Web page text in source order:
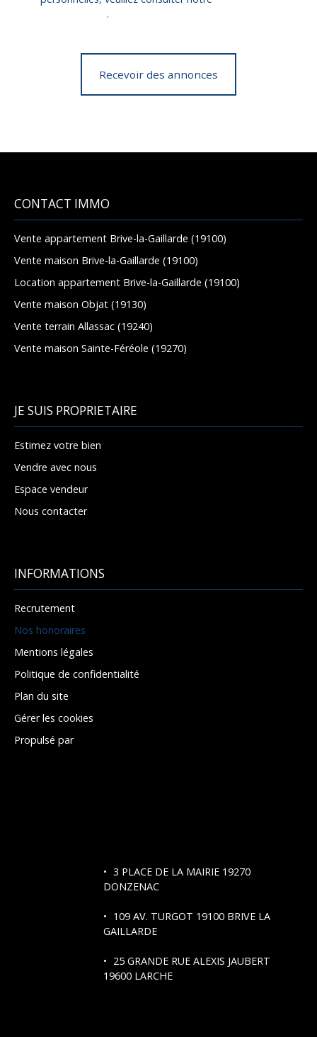
.
Recevoir des annonces
CONTACT IMMO
Vente appartement Brive-la-Gaillarde (19100)
Vente maison Brive-la-Gaillarde (19100)
Location appartement Brive-la-Gaillarde (19100)
Vente maison Objat (19130)
Vente terrain Allassac (19240)
Vente maison Sainte-Féréole (19270)
JE SUIS PROPRIETAIRE
Estimez votre bien
Vendre avec nous
Espace vendeur
Nous contacter
INFORMATIONS
Recrutement
Nos honoraires
Mentions légales
Politique de confidentialité
Plan du site
Gérer les cookies
Propulsé par
3 PLACE DE LA MAIRIE 19270
DONZENAC
109 AV. TURGOT 19100 BRIVE LA
GAILLARDE
25 GRANDE RUE ALEXIS JAUBERT
19600 LARCHE